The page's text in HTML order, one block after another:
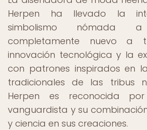
Herpen ha llevado la
simbolismo nómada
completamente nuevo a
innovación tecnológica y la
con patrones inspirados en
tradicionales de las tribus
Herpen es reconocida
vanguardista y su
y ciencia en sus creaciones.